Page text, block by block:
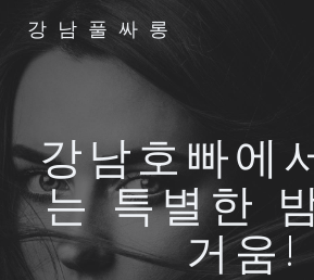
강남풀싸롱
강남호빠에
는 특별한
거움!